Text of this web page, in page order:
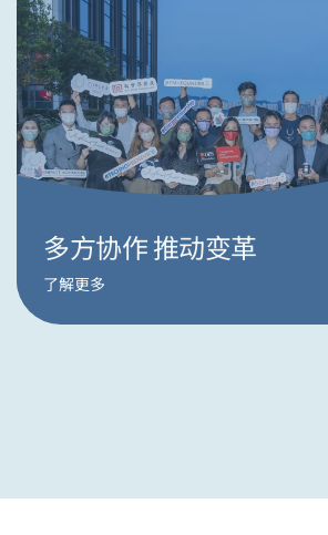
多方协作 推动变革
了解更多